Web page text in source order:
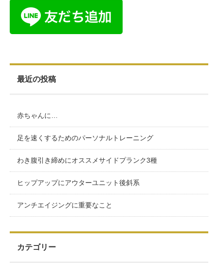
最近の投稿
赤ちゃんに…
足を速くするためのパーソナルトレーニング
わき腹引き締めにオススメサイドプランク3種
ヒップアップにアウターユニット後斜系
アンチエイジングに重要なこと
カテゴリー